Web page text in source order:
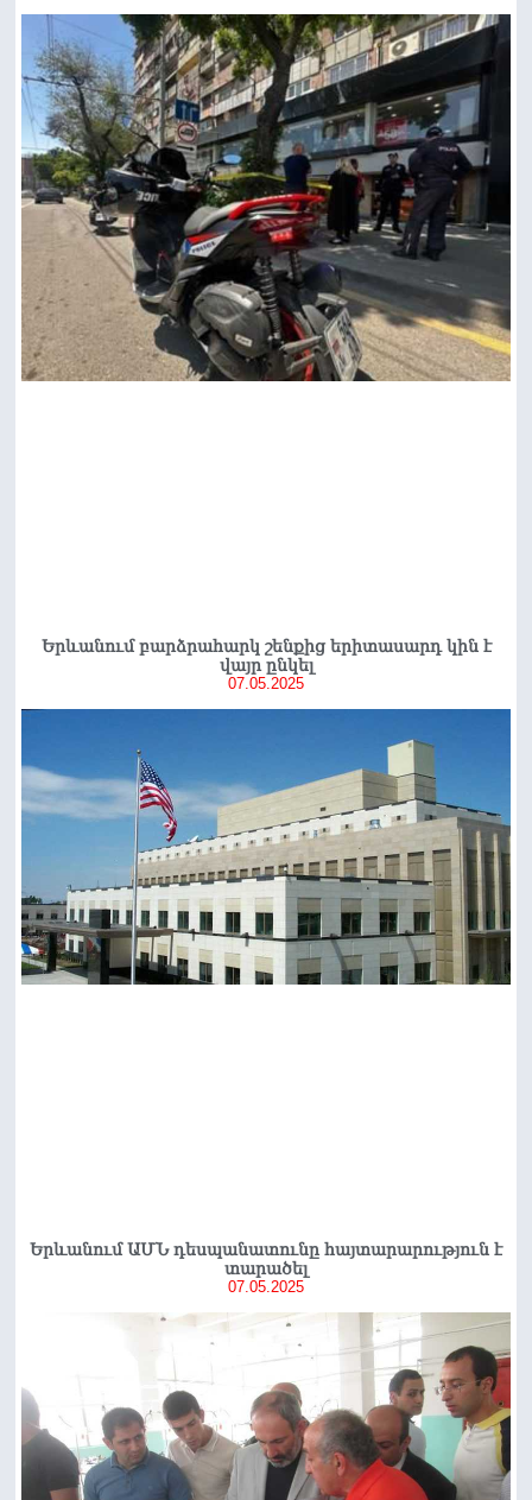
Երևանում բարձրահարկ շենքից երիտասարդ կին է
վայր ընկել
07.05.2025
Երևանում ԱՄՆ դեսպանատունը հայտարարություն է
տարածել
07.05.2025